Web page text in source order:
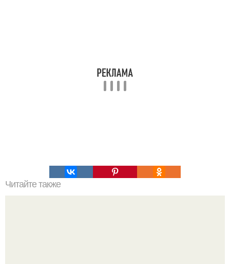
Читайте также